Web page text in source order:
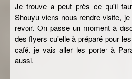
Je trouve a peut près ce qu'il
Shouyu viens nous rendre visite,
revoir. On passe un moment à
des flyers qu'elle à préparé pour
café, je vais aller les porter à
aussi.